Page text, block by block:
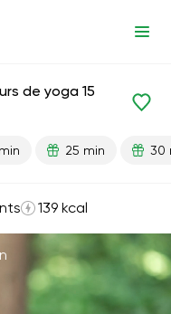
de yoga 15
25 min 30
139 kcal